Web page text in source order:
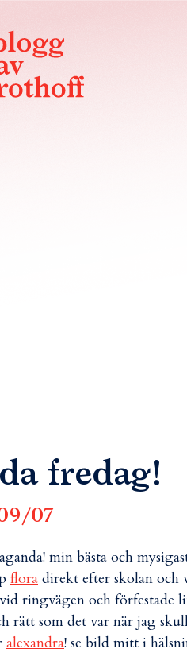
fredag!
07
min bästa och
flora direkt efter skolan och
ringvägen och förfestade
rätt som det var när jag
alexandra! se bild mitt i